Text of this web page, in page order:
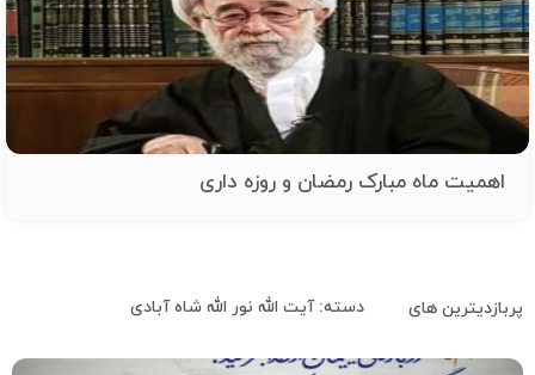
اهمیت ماه مبارک رمضان و روزه داری
پربازدیترین های دسته: آیت الله نور الله شاه آبادی